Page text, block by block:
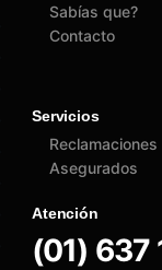
Sabías que?
Contacto
Servicios
Reclamaciones
Asegurados
Atención
(01) 637